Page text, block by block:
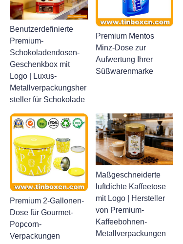
Benutzerdefinierte
Premium-
Schokoladendosen-
Geschenkbox mit
Logo | Luxus-
Metallverpackungsher
steller für Schokolade
Premium Mentos
Minz-Dose zur
Aufwertung Ihrer
Süßwarenmarke
Premium 2-Gallonen-
Dose für Gourmet-
Popcorn-
Verpackungen
Maßgeschneiderte
luftdichte Kaffeetose
mit Logo | Hersteller
von Premium-
Kaffeebohnen-
Metallverpackungen